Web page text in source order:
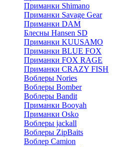
Приманки Shimano
Приманки Savage Gear
Приманки DAM
Блесны Hansen SD
Приманки KUUSAMO
Приманки BLUE FOX
Приманки FOX RAGE
Приманки CRAZY FISH
Воблеры Nories
Воблеры Bomber
Воблеры Bandit
Приманки Booyah
Приманки Osko
Воблеры jackall
Воблеры ZipBaits
Воблер Camion